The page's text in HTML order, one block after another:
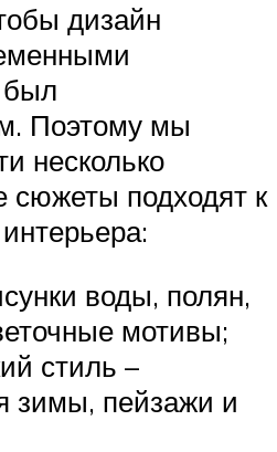
дизайн
Поэтому мы
несколько
сюжеты подходят к
воды, полян,
мотивы;
стиль –
зимы, пейзажи и